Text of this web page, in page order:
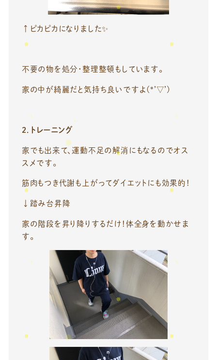
↑ピカピカになりました✨
不要の物を処分・整理整頓もしています。
家の中が綺麗だと気持ち良いですよ(*’▽’)
2．トレーニング
家でも出来て、運動不足の解消にもなるのでオス
スメです。
筋肉もつき代謝も上がってダイエットにも効果的！
↓踏み台昇降
家の階段を昇り降りするだけ！体全身を動かせま
す。